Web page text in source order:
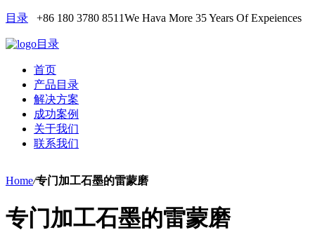
目录 +86 180 3780 8511We Hava More 35 Years Of Expeiences
目录
首页
产品目录
解决方案
成功案例
关于我们
联系我们
Home/专门加工石墨的雷蒙磨
专门加工石墨的雷蒙磨